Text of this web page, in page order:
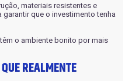
materiais resistentes e
que o investimento tenha
o ambiente bonito por mais
REALMENTE